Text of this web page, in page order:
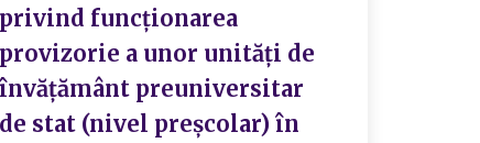
privind funcționarea
provizorie a unor unități de
învățământ preuniversitar
de stat (nivel preșcolar) în